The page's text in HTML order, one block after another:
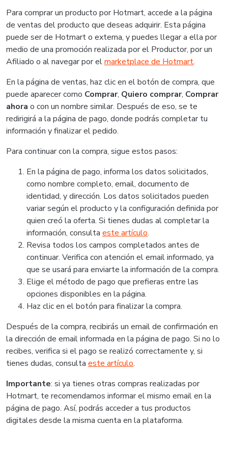
Para comprar un producto por Hotmart, accede a la página
de ventas del producto que deseas adquirir. Esta página
puede ser de Hotmart o externa, y puedes llegar a ella por
medio de una promoción realizada por el Productor, por un
Afiliado o al navegar por elmarketplace de Hotmart.
En la página de ventas, haz clic en el botón de compra, que
puede aparecer como Comprar, Quiero comprar, Comprar
ahora o con un nombre similar. Después de eso, se te
redirigirá a la página de pago, donde podrás completar tu
información y finalizar el pedido.
Para continuar con la compra, sigue estos pasos:
En la página de pago, informa los datos solicitados,
como nombre completo, email, documento de
identidad, y dirección. Los datos solicitados pueden
variar según el producto y la configuración definida por
quien creó la oferta. Si tienes dudas al completar la
información, consulta este artículo.
Revisa todos los campos completados antes de
continuar. Verifica con atención el email informado, ya
que se usará para enviarte la información de la compra.
Elige el método de pago que prefieras entre las
opciones disponibles en la página.
Haz clic en el botón para finalizar la compra.
Después de la compra, recibirás un email de confirmación en
la dirección de email informada en la página de pago. Si no lo
recibes, verifica si el pago se realizó correctamente y, si
tienes dudas, consulta este artículo.
Importante: si ya tienes otras compras realizadas por
Hotmart, te recomendamos informar el mismo email en la
página de pago. Así, podrás acceder a tus productos
digitales desde la misma cuenta en la plataforma.